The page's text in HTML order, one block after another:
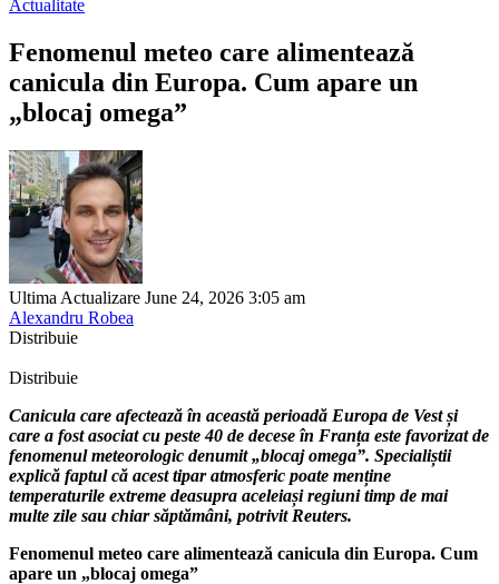
Actualitate
Fenomenul meteo care alimentează
canicula din Europa. Cum apare un
„blocaj omega”
Ultima Actualizare June 24, 2026 3:05 am
Alexandru Robea
Distribuie
Distribuie
Canicula care afectează în această perioadă Europa de Vest și
care a fost asociat cu peste 40 de decese în Franța este favorizat de
fenomenul meteorologic denumit „blocaj omega”. Specialiștii
explică faptul că acest tipar atmosferic poate menține
temperaturile extreme deasupra aceleiași regiuni timp de mai
multe zile sau chiar săptămâni, potrivit Reuters.
Fenomenul meteo care alimentează canicula din Europa. Cum
apare un „blocaj omega”